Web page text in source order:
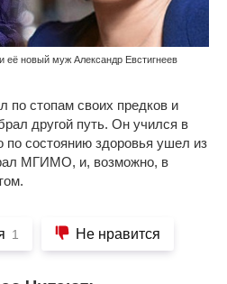
её новый муж Александр Евстигнеев
стопам своих предков и
другой путь. Он учился в
по состоянию здоровья ушел из
МГИМО, и, возможно, в
1 Не нравится